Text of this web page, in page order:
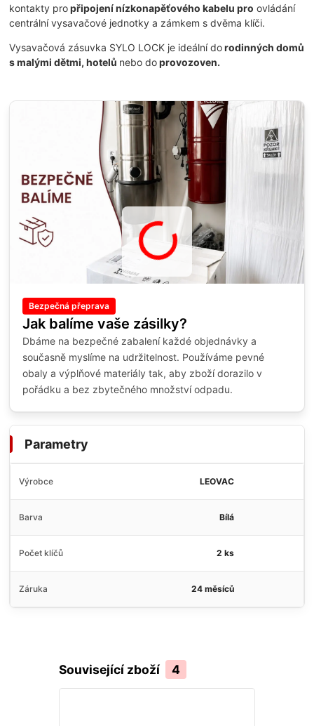
kontakty propřipojení nízkonapěťového kabelu pro ovládání
centrální vysavačové jednotky a zámkem s dvěma klíči.
Vysavačová zásuvka SYLO LOCK je ideální dorodinných domů
s malými dětmi, hotelů nebo doprovozoven.
Bezpečná přeprava
Jak balíme vaše zásilky?
Dbáme na bezpečné zabalení každé objednávky a
současně myslíme na udržitelnost. Používáme pevné
obaly a výplňové materiály tak, aby zboží dorazilo v
pořádku a bez zbytečného množství odpadu.
Parametry
Výrobce LEOVAC
Barva Bílá
Počet klíčů 2 ks
Záruka 24 měsíců
Související zboží 4